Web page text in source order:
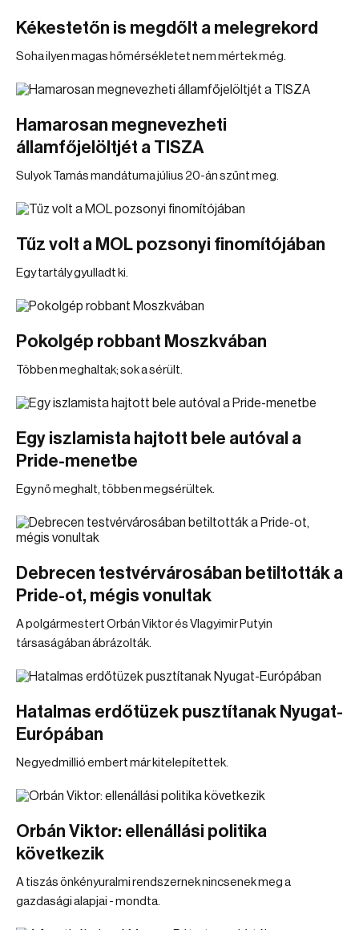
Kékestetőn is megdőlt a melegrekord
Soha ilyen magas hőmérsékletet nem mértek még.
Hamarosan megnevezheti
államfőjelöltjét a TISZA
Sulyok Tamás mandátuma július 20-án szűnt meg.
Tűz volt a MOL pozsonyi finomítójában
Egy tartály gyulladt ki.
Pokolgép robbant Moszkvában
Többen meghaltak; sok a sérült.
Egy iszlamista hajtott bele autóval a
Pride-menetbe
Egy nő meghalt, többen megsérültek.
Debrecen testvérvárosában betiltották a
Pride-ot, mégis vonultak
A polgármestert Orbán Viktor és Vlagyimir Putyin
társaságában ábrázolták.
Hatalmas erdőtüzek pusztítanak Nyugat-
Európában
Negyedmillió embert már kitelepítettek.
Orbán Viktor: ellenállási politika
következik
A tiszás önkényuralmi rendszernek nincsenek meg a
gazdasági alapjai - mondta.